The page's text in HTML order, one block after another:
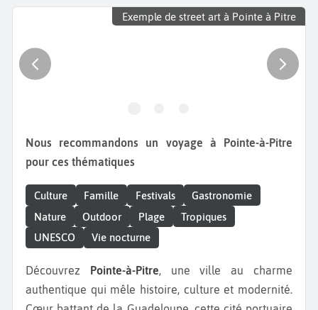
Exemple de street art à Pointe à Pitre
Nous recommandons un voyage à Pointe-à-Pitre
pour ces thématiques
Culture Famille Festivals
Gastronomie
Nature
Outdoor Plage
Tropiques
UNESCO
Vie nocturne
Découvrez Pointe-à-Pitre, une ville au charme
authentique qui mêle histoire, culture et modernité.